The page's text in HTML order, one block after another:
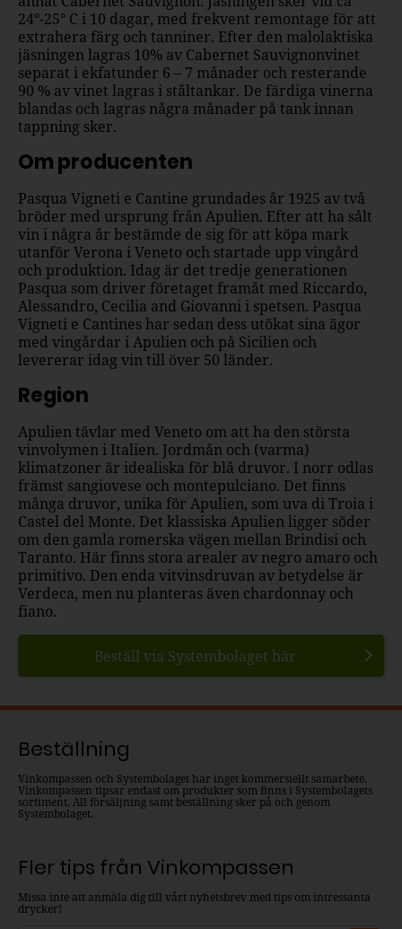
24°-25° C i 10 dagar, med frekvent remontage för att
extrahera färg och tanniner. Efter den malolaktiska
jäsningen lagras 10% av Cabernet Sauvignonvinet
separat i ekfatunder 6 – 7 månader och resterande
90 % av vinet lagras i ståltankar. De färdiga vinerna
blandas och lagras några månader på tank innan
tappning sker.
Om producenten
Pasqua Vigneti e Cantine grundades år 1925 av två
bröder med ursprung från Apulien. Efter att ha sålt
vin i några år bestämde de sig för att köpa mark
utanför Verona i Veneto och startade upp vingård
och produktion. Idag är det tredje generationen
Pasqua som driver företaget framåt med Riccardo,
Alessandro, Cecilia and Giovanni i spetsen. Pasqua
Vigneti e Cantines har sedan dess utökat sina ägor
med vingårdar i Apulien och på Sicilien och
levererar idag vin till över 50 länder.
Region
Apulien tävlar med Veneto om att ha den största
vinvolymen i Italien. Jordmån och (varma)
klimatzoner är idealiska för blå druvor. I norr odlas
främst sangiovese och montepulciano. Det finns
många druvor, unika för Apulien, som uva di Troia i
Castel del Monte. Det klassiska Apulien ligger söder
om den gamla romerska vägen mellan Brindisi och
Taranto. Här finns stora arealer av negro amaro och
primitivo. Den enda vitvinsdruvan av betydelse är
Verdeca, men nu planteras även chardonnay och
fiano.
Beställ via Systembolaget här
Beställning
Vinkompassen och Systembolaget har inget kommersiellt samarbete.
Vinkompassen tipsar endast om produkter som finns i Systembolagets
sortiment. All försäljning samt beställning sker på och genom
Systembolaget.
Fler tips från Vinkompassen
Missa inte att anmäla dig till vårt nyhetsbrev med tips om intressanta
drycker!